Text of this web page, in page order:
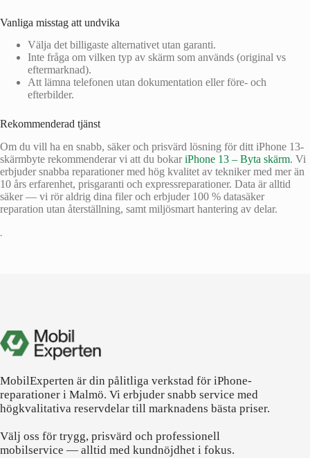
Vanliga misstag att undvika
Välja det billigaste alternativet utan garanti.
Inte fråga om vilken typ av skärm som används (original vs
eftermarknad).
Att lämna telefonen utan dokumentation eller före- och
efterbilder.
Rekommenderad tjänst
Om du vill ha en snabb, säker och prisvärd lösning för ditt iPhone 13-
skärmbyte rekommenderar vi att du bokariPhone 13 – Byta skärm. Vi
erbjuder snabba reparationer med hög kvalitet av tekniker med mer än
10 års erfarenhet, prisgaranti och expressreparationer. Data är alltid
säker — vi rör aldrig dina filer och erbjuder 100 % datasäker
reparation utan återställning, samt miljösmart hantering av delar.
•
MobilExperten är din pålitliga verkstad för iPhone-
reparationer i Malmö. Vi erbjuder snabb service med
högkvalitativa reservdelar till marknadens bästa priser.
Välj oss för trygg, prisvärd och professionell
mobilservice — alltid med kundnöjdhet i fokus.